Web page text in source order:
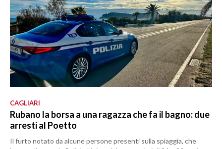
CAGLIARI
Rubano la borsa a una ragazza che fa il bagno: due
arresti al Poetto
Il furto notato da alcune persone presenti sulla spiaggia, che